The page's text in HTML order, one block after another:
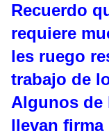
Recuerdo
requiere
les ruego
trabajo de
Algunos de
llevan firma